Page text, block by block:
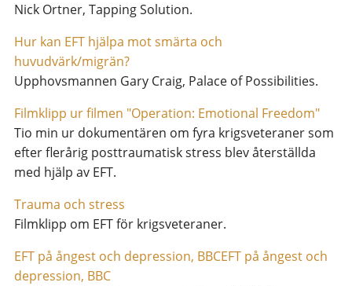
Nick Ortner, Tapping Solution.
Hur kan EFT hjälpa mot smärta och
huvudvärk/migrän?
Upphovsmannen Gary Craig, Palace of Possibilities.
Filmklipp ur filmen "Operation: Emotional Freedom"
Tio min ur dokumentären om fyra krigsveteraner som
efter flerårig posttraumatisk stress blev återställda
med hjälp av EFT.
Trauma och stress
Filmklipp om EFT för krigsveteraner.
EFT på ångest och depression, BBCEFT på ångest och
depression, BBC